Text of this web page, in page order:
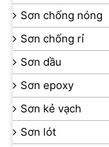
Sơn chống nóng
Sơn chống rỉ
Sơn dầu
Sơn epoxy
Sơn kẻ vạch
Sơn lót